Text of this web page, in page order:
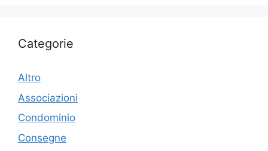
Categorie
Altro
Associazioni
Condominio
Consegne